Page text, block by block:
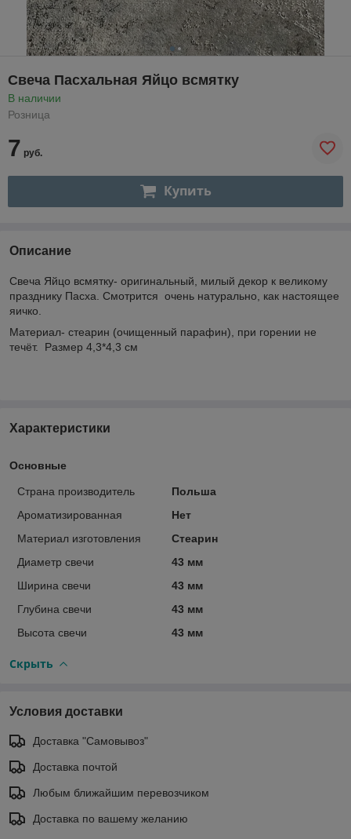
Свеча Пасхальная Яйцо всмятку
В наличии
Розница
7 руб.
Купить
Описание
Свеча Яйцо всмятку- оригинальный, милый декор к великому
празднику Пасха. Смотрится очень натурально, как настоящее
яичко.
Материал- стеарин (очищенный парафин), при горении не
течёт. Размер 4,3*4,3 см
Характеристики
Основные
Страна производитель
Польша
Ароматизированная
Нет
Материал изготовления
Стеарин
Диаметр свечи
43 мм
Ширина свечи
43 мм
Глубина свечи
43 мм
Высота свечи
43 мм
Скрыть
Условия доставки
Доставка "Самовывоз"
Доставка почтой
Любым ближайшим перевозчиком
Доставка по вашему желанию